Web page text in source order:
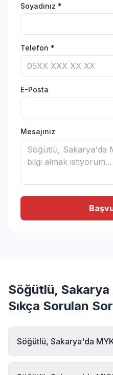
Soyadınız *
Telefon *
E-Posta
Mesajınız
Söğütlü,
Sıkça Sorulan
Söğütlü, Sakarya'da
Söğütlü, Sakarya
Sınav Merkezi'ne